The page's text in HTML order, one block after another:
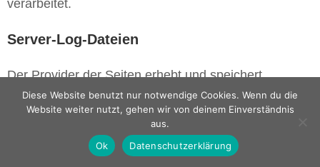
verarbeitet.
Server-Log-Dateien
Der Provider der Seiten erhebt und speichert
automatisch Informationen in so genannten Server-
Log- Dateien, die Ihr Browser automatisch an uns
übermittelt. Dies sind:
Diese Website benutzt nur notwendige Cookies. Wenn du die
Website weiter nutzt, gehen wir von deinem Einverständnis
aus.
Ok
Datenschutzerklärung